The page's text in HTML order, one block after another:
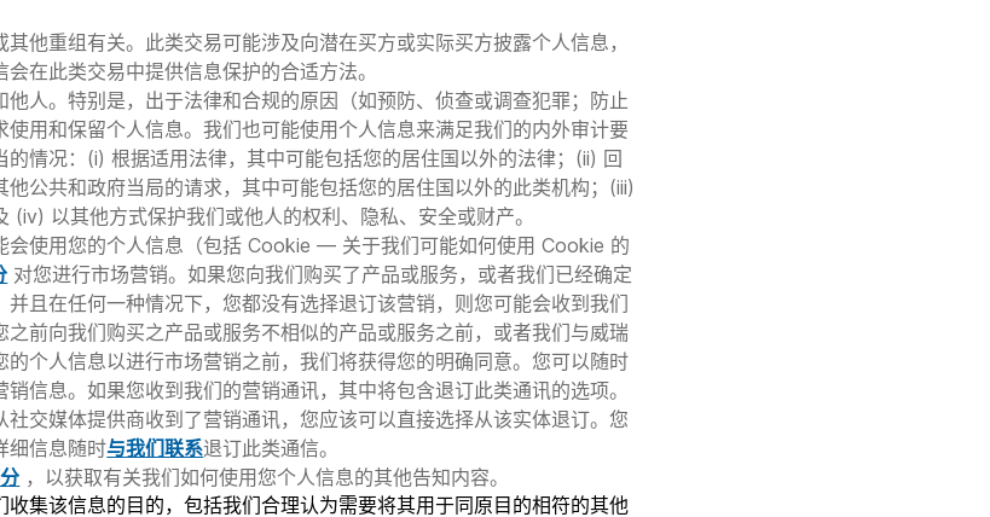
他重组有关。此类交易可能涉及向潜在买方或实际买方披露个人信息，
在此类交易中提供信息保护的合适方法。
人。特别是，出于法律和合规的原因（如预防、侦查或调查犯罪；防止
用和保留个人信息。我们也可能使用个人信息来满足我们的内外审计要
情况：(i) 根据适用法律，其中可能包括您的居住国以外的法律；(ii) 回
公共和政府当局的请求，其中可能包括您的居住国以外的此类机构；(iii)
(iv) 以其他方式保护我们或他人的权利、隐私、安全或财产。
会使用您的个人信息（包括 Cookie — 关于我们可能如何使用 Cookie 的
对您进行市场营销。如果您向我们购买了产品或服务，或者我们已经确定
且在任何一种情况下，您都没有选择退订该营销，则您可能会收到我们
前向我们购买之产品或服务不相似的产品或服务之前，或者我们与威瑞
个人信息以进行市场营销之前，我们将获得您的明确同意。您可以随时
信息。如果您收到我们的营销通讯，其中将包含退订此类通讯的选项。
交媒体提供商收到了营销通讯，您应该可以直接选择从该实体退订。您
细信息随时与我们联系退订此类通信。
，以获取有关我们如何使用您个人信息的其他告知内容。
集该信息的目的，包括我们合理认为需要将其用于同原目的相符的其他